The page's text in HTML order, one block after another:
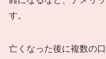
す。
亡くなった後に複数の